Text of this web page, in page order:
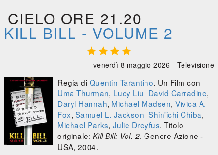
CIELO ORE 21.20
KILL BILL - VOLUME 2

venerdì 8 maggio 2026 - Televisione
Regia di Quentin Tarantino. Un Film con
Uma Thurman, Lucy Liu, David Carradine,
Daryl Hannah, Michael Madsen, Vivica A.
Fox, Samuel L. Jackson, Shin'ichi Chiba,
Michael Parks, Julie Dreyfus. Titolo
originale: Kill Bill: Vol. 2. Genere Azione -
USA, 2004.